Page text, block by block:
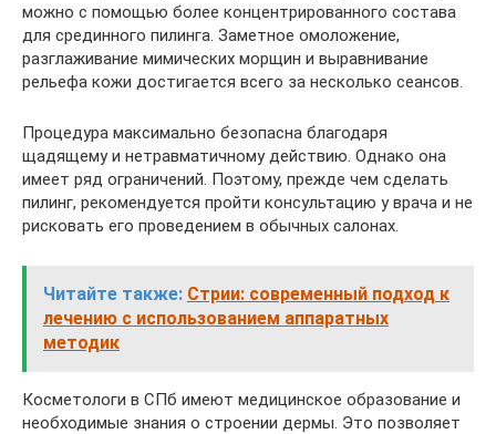
можно с помощью более концентрированного состава
для срединного пилинга. Заметное омоложение,
разглаживание мимических морщин и выравнивание
рельефа кожи достигается всего за несколько сеансов.
Процедура максимально безопасна благодаря
щадящему и нетравматичному действию. Однако она
имеет ряд ограничений. Поэтому, прежде чем сделать
пилинг, рекомендуется пройти консультацию у врача и не
рисковать его проведением в обычных салонах.
Читайте также: Стрии: современный подход к
лечению с использованием аппаратных
методик
Косметологи в СПб имеют медицинское образование и
необходимые знания о строении дермы. Это позволяет